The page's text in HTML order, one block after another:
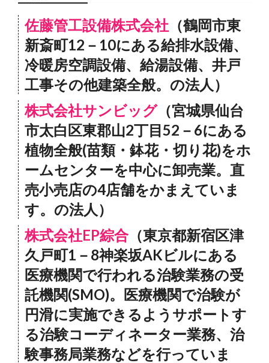
佐藤管工設備株式会社 （鶴岡市東
新斎町12－10にある給排水設備、
冷暖房空調設備、給湯設備、井戸
工事その他建築全般。の法人）
株式会社サンビッグ（宮城県仙台
市太白区東郡山2丁目52－6にある
植物全般(苗類・鉢花・切り花)をホ
ームセンターを中心に卸売業。直
売小売店の4店舗をかまえていま
す。の法人）
株式会社EP綜合（東京都新宿区津
久戸町1－8神楽坂AKビルにある
医療機関で行われる治験業務の受
託機関(SMO)。医療機関で治験が
円滑に実施できるようサポートす
る治験コーディネーター業務、治
験事務局業務などを行っていま